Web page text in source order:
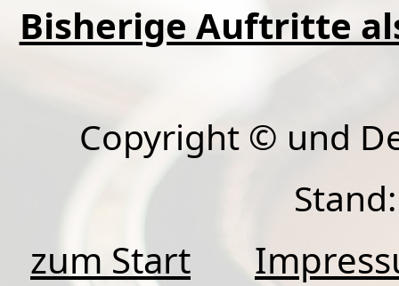
Bisherige Auftritte
Copyright © und
zum Start